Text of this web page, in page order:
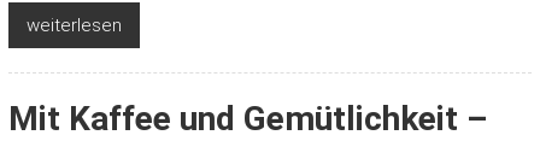
weiterlesen
Mit Kaffee und Gemütlichkeit –